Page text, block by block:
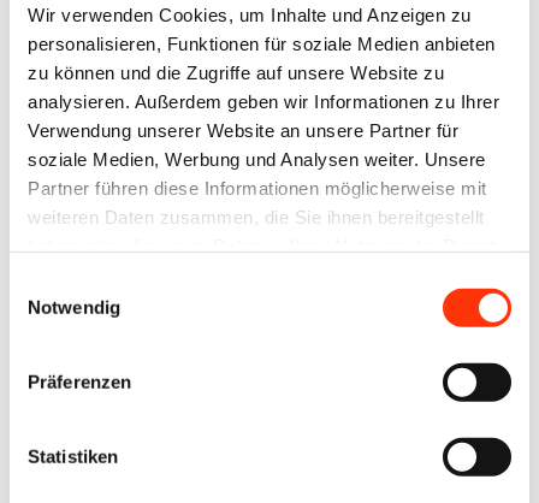
Wir verwenden Cookies, um Inhalte und Anzeigen zu
personalisieren, Funktionen für soziale Medien anbieten
zu können und die Zugriffe auf unsere Website zu
analysieren. Außerdem geben wir Informationen zu Ihrer
Verwendung unserer Website an unsere Partner für
soziale Medien, Werbung und Analysen weiter. Unsere
Partner führen diese Informationen möglicherweise mit
weiteren Daten zusammen, die Sie ihnen bereitgestellt
Notwendig
Präferenzen
Statistiken
dem Online Print Symposium 2023:
Martin Ridder von Ayke zum Thema „Unikate
für alle! Mass Customization mit generativer
Kunst”
Axel Lilienblum von grow.photos zu
„Mitwachsenden Fotobüchern im Abo-Modell“
Andrei Andreescu von twoworlds zum Thema
„Erstellen und verkaufen Sie Ihre eigenen
Phillip Bock von Prinnit zum Thema „Einfach